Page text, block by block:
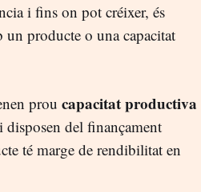
i fins on pot créixer, és
un producte o una capacitat
prou capacitat productiva
disposen del finançament
té marge de rendibilitat en